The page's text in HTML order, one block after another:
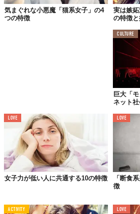
人間関係における喧嘩や衝突は望まない
道でだれかとすれ違う際にぶつかりそう
い」と素直に謝り、サラリと道を譲るこ
格の持ち主です。また、外見からは想像
と一生懸命さを持ち合わせているので、
の人に感動を与えてくれることもしばしば
気まぐれな小悪魔「猫系女子」の4
つの特徴
実は嫉
の特徴
CULTURE
巨大「
ネット社
LOVE
女子力が低い人に共通する10の特徴
LOVE
「断食
徴
ACTIVITY LOVE